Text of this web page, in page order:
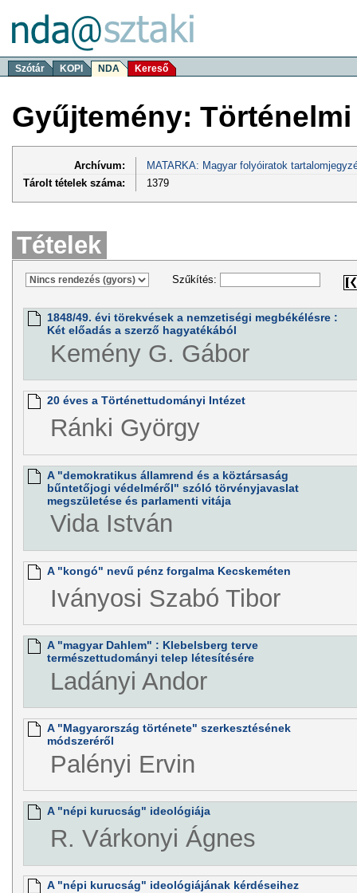
Szótár KOPI NDA Kereső
Gyűjtemény:
Archívum:
MATARKA: Magyar folyóiratok
Tárolt tételek száma:
1379
Tételek
Szűkítés:
1848/49. évi törekvések a nemzetiségi megbékélésre :
Két előadás a szerző hagyatékából
Kemény G. Gábor
20 éves a Történettudományi Intézet
Ránki György
A "demokratikus államrend és a köztársaság
bűntetőjogi védelméről" szóló törvényjavaslat
megszületése és parlamenti vitája
Vida István
A "kongó" nevű pénz forgalma Kecskeméten
Iványosi Szabó Tibor
A "magyar Dahlem" : Klebelsberg terve
természettudományi telep létesítésére
Ladányi Andor
A "Magyarország története" szerkesztésének
módszeréről
Palényi Ervin
A "népi kurucság" ideológiája
R. Várkonyi Ágnes
A "népi kurucság" ideológiájának kérdéseihez